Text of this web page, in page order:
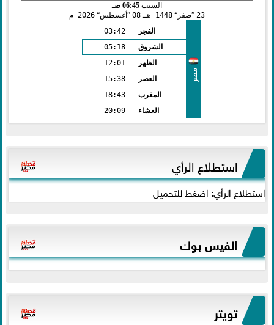
السبت 06:45 صـ
23
صفر 1448 هـ 08 أغسطس 2026 م
مصر
الفجر
03:42
الشروق
05:18
الظهر
12:01
العصر
15:38
المغرب
18:43
العشاء
20:09
استطلاع الرأي
استطلاع الرأي: اضغط للتحميل
الفيس بوك
تويتر